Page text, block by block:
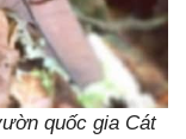
quốc gia Cát